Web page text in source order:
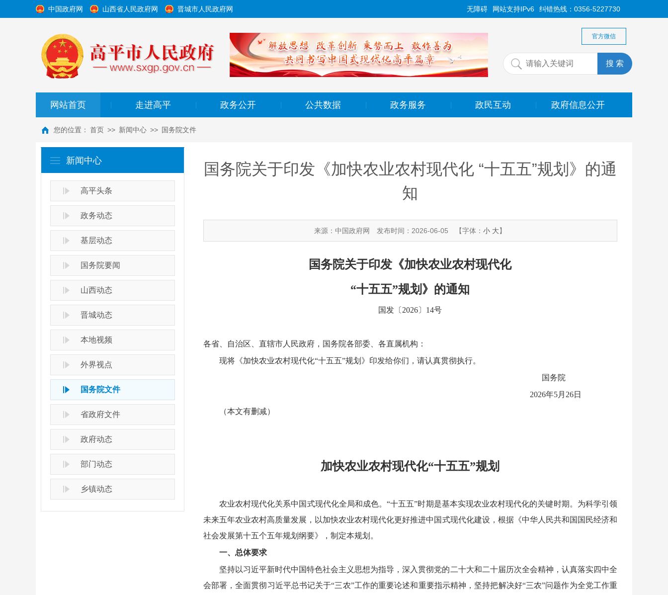
中国政府网 山西省人民政府网 晋城市人民政府网 纠错热线：0356-5227730
网站支持IPv6
无障碍
官方微信
网站首页 走进高平 政务公开 公共数据 政务服务 政民互动 政府信息公开
您的位置： 首页 >> 新闻中心 >> 国务院文件
新闻中心
高平头条
政务动态
基层动态
国务院要闻
山西动态
晋城动态
本地视频
外界视点
国务院文件
省政府文件
政府动态
部门动态
乡镇动态
国务院关于印发《加快农业农村现代化 “十五五”规划》的通
知
来源：中国政府网 发布时间：2026-06-05 【字体：小 大】
国务院关于印发《加快农业农村现代化
“十五五”规划》的通知
国发〔2026〕14号
各省、自治区、直辖市人民政府，国务院各部委、各直属机构：
现将《加快农业农村现代化“十五五”规划》印发给你们，请认真贯彻执行。
国务院
2026年5月26日
（本文有删减）
加快农业农村现代化“十五五”规划
农业农村现代化关系中国式现代化全局和成色。“十五五”时期是基本实现农业农村现代化的关键时期。为科学引领
未来五年农业农村高质量发展，以加快农业农村现代化更好推进中国式现代化建设，根据《中华人民共和国国民经济和
社会发展第十五个五年规划纲要》，制定本规划。
一、总体要求
坚持以习近平新时代中国特色社会主义思想为指导，深入贯彻党的二十大和二十届历次全会精神，认真落实四中全
会部署，全面贯彻习近平总书记关于“三农”工作的重要论述和重要指示精神，坚持把解决好“三农”问题作为全党工作重